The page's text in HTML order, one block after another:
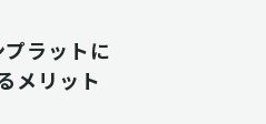
ラットに
メリット